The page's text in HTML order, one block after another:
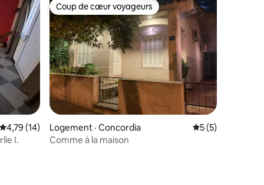
Note moyenne de 4,79 sur 5, 14 commentaires
4,79 (14)
I.
Coup de cœur voyageurs
Coup de cœur voyageurs
Logement · Concordia Note moyenne
5 (5)
Comme à la maison